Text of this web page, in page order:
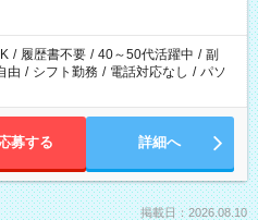
/ 履歴書不要 / 40～50代活躍中 / 副
由 / シフト勤務 / 電話対応なし / パソ
募する 詳細へ
掲載日：2026.08.10